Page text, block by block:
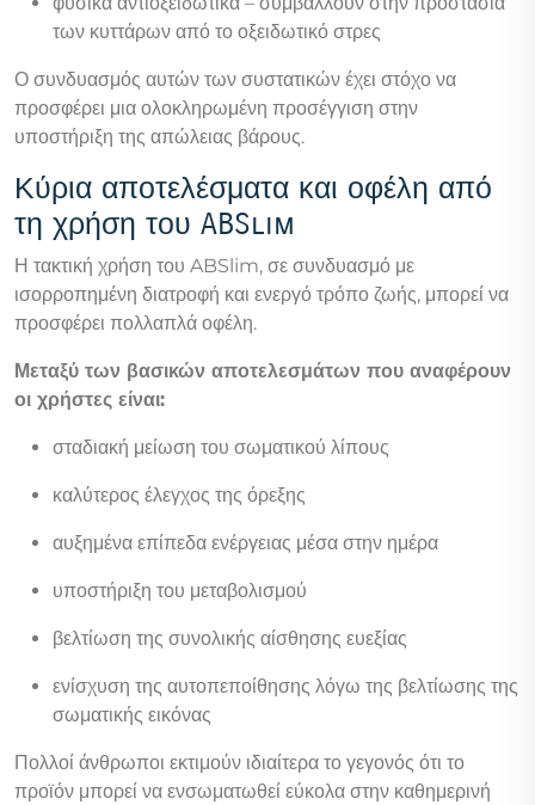
των κυττάρων από το οξειδωτικό στρες
Ο συνδυασμός αυτών των συστατικών έχει στόχο να
προσφέρει μια ολοκληρωμένη προσέγγιση στην
υποστήριξη της απώλειας βάρους.
Κύρια αποτελέσματα και οφέλη από
τη χρήση του ABSlim
Η τακτική χρήση του ABSlim, σε συνδυασμό με
ισορροπημένη διατροφή και ενεργό τρόπο ζωής, μπορεί να
προσφέρει πολλαπλά οφέλη.
Μεταξύ των βασικών αποτελεσμάτων που αναφέρουν
οι χρήστες είναι:
σταδιακή μείωση του σωματικού λίπους
καλύτερος έλεγχος της όρεξης
αυξημένα επίπεδα ενέργειας μέσα στην ημέρα
υποστήριξη του μεταβολισμού
βελτίωση της συνολικής αίσθησης ευεξίας
ενίσχυση της αυτοπεποίθησης λόγω της βελτίωσης της
σωματικής εικόνας
Πολλοί άνθρωποι εκτιμούν ιδιαίτερα το γεγονός ότι το
προϊόν μπορεί να ενσωματωθεί εύκολα στην καθημερινή